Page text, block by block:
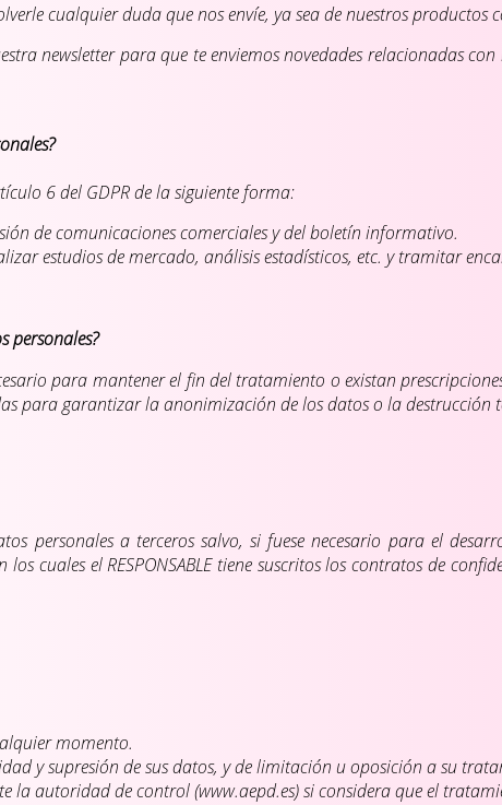
cualquier duda que nos envíe, ya sea de nuestros productos
newsletter para que te enviemos novedades relacionadas
6 del GDPR de la siguiente forma:
de comunicaciones comerciales y del boletín informativo.
estudios de mercado, análisis estadísticos, etc. y tramitar
personales?
para mantener el fin del tratamiento o existan
para garantizar la anonimización de los datos o la destrucción
personales a terceros salvo, si fuese necesario para el
cuales el RESPONSABLE tiene suscritos los contratos de
momento.
y supresión de sus datos, y de limitación u oposición a su
la autoridad de control (www.aepd.es) si considera que el